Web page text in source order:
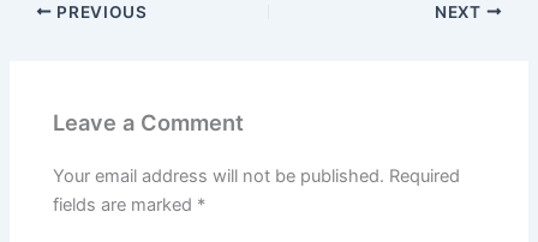
PREVIOUS NEXT
Leave a Comment
Your email address will not be published. Required
fields are marked *